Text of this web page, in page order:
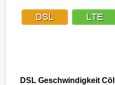
DSL Geschwindigkeit